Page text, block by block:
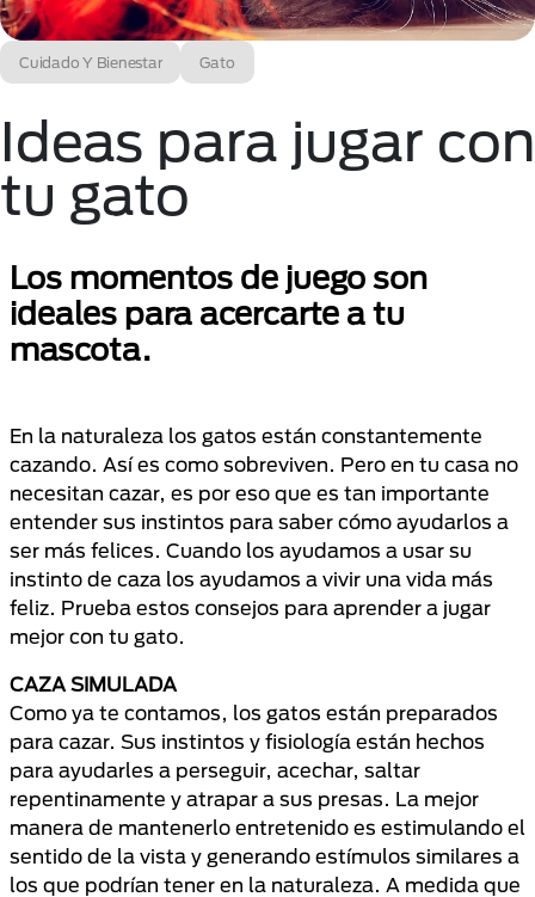
Cuidado Y Bienestar Gato
Ideas para jugar con
tu gato
Los momentos de juego son
ideales para acercarte a tu
mascota.
En la naturaleza los gatos están constantemente
cazando. Así es como sobreviven. Pero en tu casa no
necesitan cazar, es por eso que es tan importante
entender sus instintos para saber cómo ayudarlos a
ser más felices. Cuando los ayudamos a usar su
instinto de caza los ayudamos a vivir una vida más
feliz. Prueba estos consejos para aprender a jugar
mejor con tu gato.
CAZA SIMULADA
Como ya te contamos, los gatos están preparados
para cazar. Sus instintos y fisiología están hechos
para ayudarles a perseguir, acechar, saltar
repentinamente y atrapar a sus presas. La mejor
manera de mantenerlo entretenido es estimulando el
sentido de la vista y generando estímulos similares a
los que podrían tener en la naturaleza. A medida que